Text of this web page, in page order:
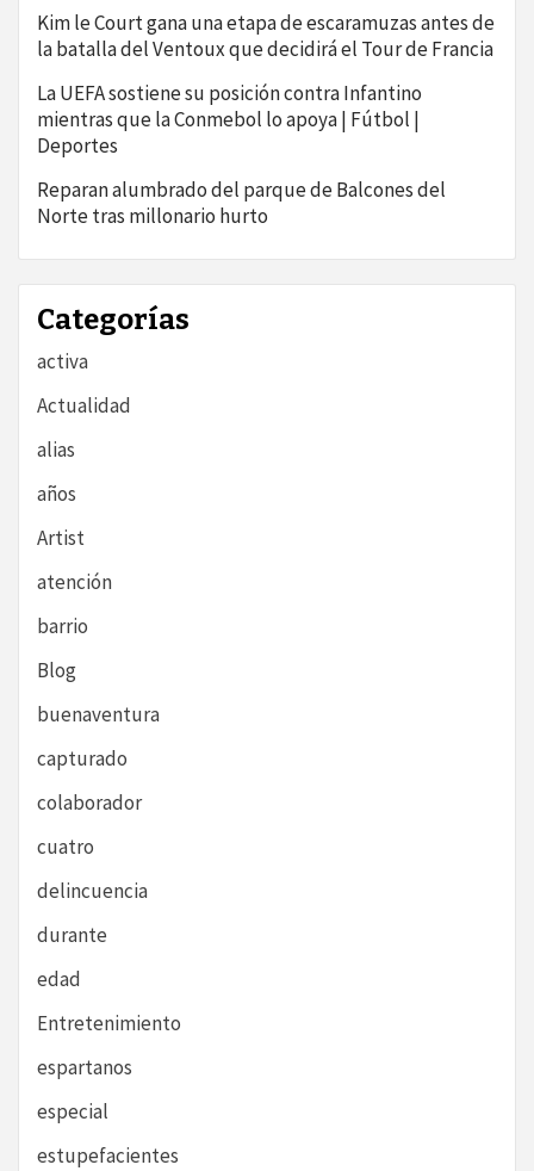
Kim le Court gana una etapa de escaramuzas antes de
la batalla del Ventoux que decidirá el Tour de Francia
La UEFA sostiene su posición contra Infantino
mientras que la Conmebol lo apoya | Fútbol |
Deportes
Reparan alumbrado del parque de Balcones del
Norte tras millonario hurto
Categorías
activa
Actualidad
alias
años
Artist
atención
barrio
Blog
buenaventura
capturado
colaborador
cuatro
delincuencia
durante
edad
Entretenimiento
espartanos
especial
estupefacientes